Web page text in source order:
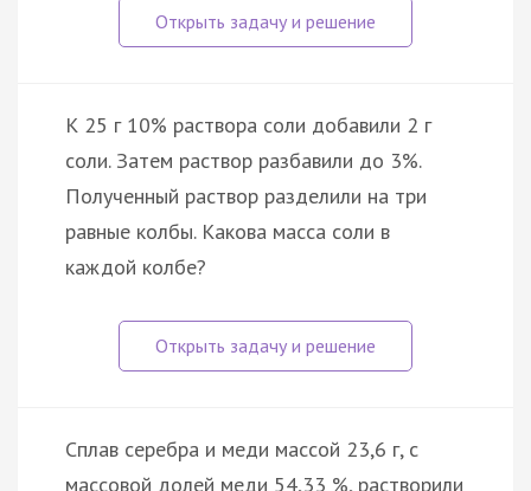
К 25 г 10% раствора соли добавили 2 г
соли. Затем раствор разбавили до 3%.
Полученный раствор разделили на три
равные колбы. Какова масса соли в
каждой колбе?
Сплав серебра и меди массой 23,6 г, с
массовой долей меди 54,33 %, растворили